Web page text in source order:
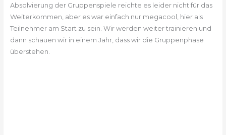
Absolvierung der Gruppenspiele reichte es leider nicht für das
Weiterkommen, aber es war einfach nur megacool, hier als
Teilnehmer am Start zu sein. Wir werden weiter trainieren und
dann schauen wir in einem Jahr, dass wir die Gruppenphase
überstehen.